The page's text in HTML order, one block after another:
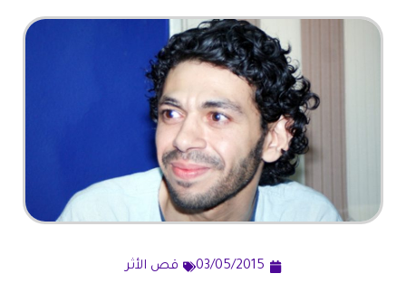
03/05/2015 قص الأثر